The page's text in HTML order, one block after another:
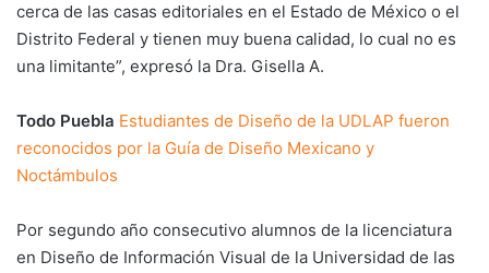
cerca de las casas editoriales en el Estado de México o el
Distrito Federal y tienen muy buena calidad, lo cual no es
una limitante”, expresó la Dra. Gisella A.
Todo Puebla Estudiantes de Diseño de la UDLAP fueron
reconocidos por la Guía de Diseño Mexicano y
Noctámbulos
Por segundo año consecutivo alumnos de la licenciatura
en Diseño de Información Visual de la Universidad de las